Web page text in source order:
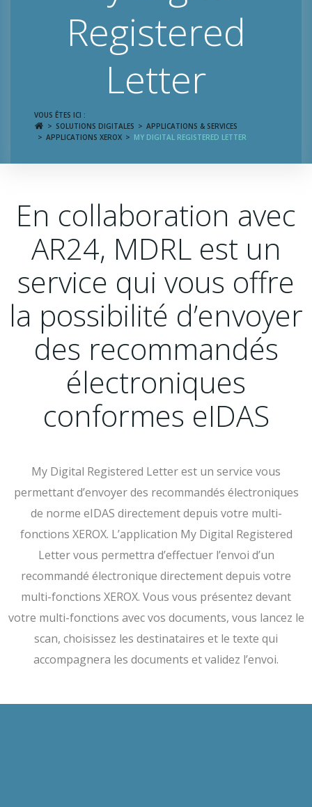
Registered
Letter
VOUS ÊTES ICI :
SOLUTIONS DIGITALES
APPLICATIONS & SERVICES
APPLICATIONS XEROX
MY DIGITAL REGISTERED LETTER
En collaboration avec
AR24, MDRL est un
service qui vous offre
la possibilité d’envoyer
des recommandés
électroniques
conformes eIDAS
My Digital Registered Letter est un service vous
permettant d’envoyer des recommandés électroniques
de norme eIDAS directement depuis votre multi-
fonctions XEROX. L’application My Digital Registered
Letter vous permettra d’effectuer l’envoi d’un
recommandé électronique directement depuis votre
multi-fonctions XEROX. Vous vous présentez devant
votre multi-fonctions avec vos documents, vous lancez le
scan, choisissez les destinataires et le texte qui
accompagnera les documents et validez l’envoi.